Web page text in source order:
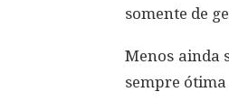
somente de
Menos ainda
sempre